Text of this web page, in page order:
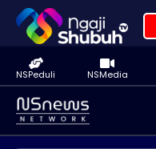
NSPeduli NSMedia